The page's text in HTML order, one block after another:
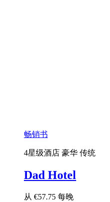
畅销书
4星级酒店 豪华 传统
Dad Hotel
从 €57.75 每晚